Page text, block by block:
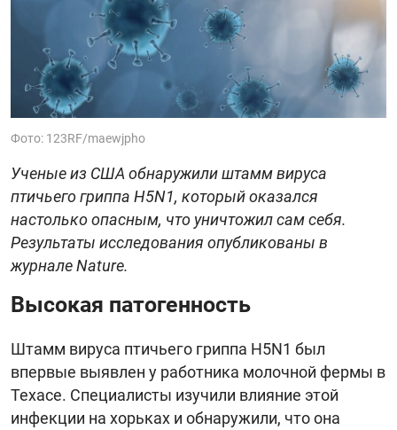
Фото: 123RF/maewjpho
Ученые из США обнаружили штамм вируса
птичьего гриппа H5N1, который оказался
настолько опасным, что уничтожил сам себя.
Результаты исследования опубликованы в
журнале Nature.
Высокая патогенность
Штамм вируса птичьего гриппа H5N1 был
впервые выявлен у работника молочной фермы в
Техасе. Специалисты изучили влияние этой
инфекции на хорьках и обнаружили, что она